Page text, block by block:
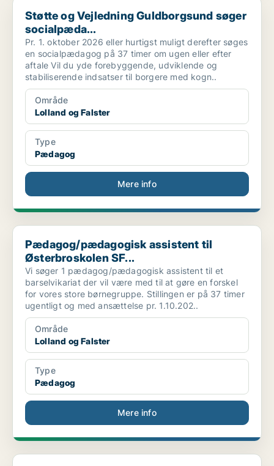
Støtte og Vejledning Guldborgsund søger socialpæda...
Støtte og Vejledning Guldborgsund søger
socialpæda...
Pr. 1. oktober 2026 eller hurtigst muligt derefter søges
en socialpædagog på 37 timer om ugen eller efter
aftale Vil du yde forebyggende, udviklende og
stabiliserende indsatser til borgere med kogn..
Område
Lolland og Falster
Type
Pædagog
Mere info
Pædagog/pædagogisk assistent til Østerbroskolen SF...
Pædagog/pædagogisk assistent til
Østerbroskolen SF...
Vi søger 1 pædagog/pædagogisk assistent til et
barselvikariat der vil være med til at gøre en forskel
for vores store børnegruppe. Stillingen er på 37 timer
ugentligt og med ansættelse pr. 1.10.202..
Område
Lolland og Falster
Type
Pædagog
Mere info
Pædagogiske medarbejdere søges til HabitusHuset To...